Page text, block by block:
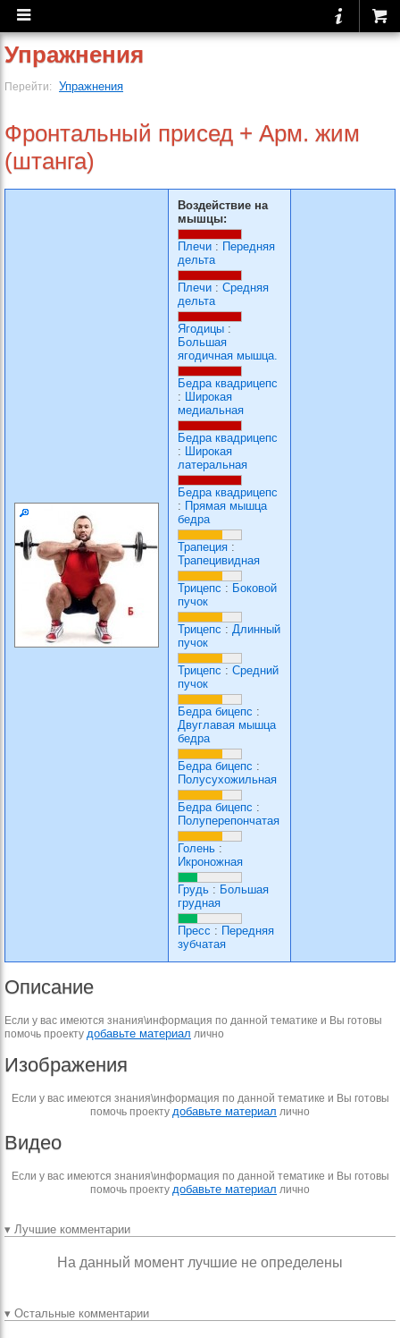
Упражнения
Перейти: Упражнения
Фронтальный присед + Арм. жим
(штанга)
Воздействие на
мышцы:
Плечи : Передняя
дельта
Плечи : Средняя
дельта
Ягодицы :
Большая
ягодичная мышца.
Бедра квадрицепс
: Широкая
медиальная
Бедра квадрицепс
: Широкая
латеральная
Бедра квадрицепс
: Прямая мышца
бедра
Трапеция :
Трапецивидная
Трицепс : Боковой
пучок
Трицепс : Длинный
пучок
Трицепс : Средний
пучок
Бедра бицепс :
Двуглавая мышца
бедра
Бедра бицепс :
Полусухожильная
Бедра бицепс :
Полуперепончатая
Голень :
Икроножная
Грудь : Большая
грудная
Пресс : Передняя
зубчатая
Описание
Если у вас имеются знания\информация по данной тематике и Вы готовы
помочь проекту добавьте материал лично
Изображения
Если у вас имеются знания\информация по данной тематике и Вы готовы
помочь проекту добавьте материал лично
Видео
Если у вас имеются знания\информация по данной тематике и Вы готовы
помочь проекту добавьте материал лично
▾ Лучшие комментарии
На данный момент лучшие не определены
▾ Остальные комментарии